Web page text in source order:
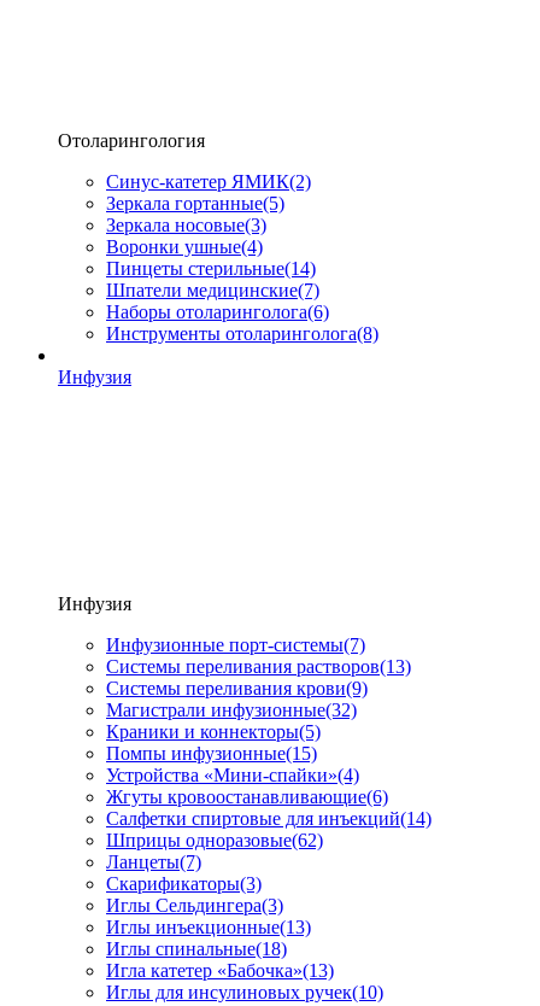
Отоларингология
Синус-катетер ЯМИК(2)
Зеркала гортанные(5)
Зеркала носовые(3)
Воронки ушные(4)
Пинцеты стерильные(14)
Шпатели медицинские(7)
Наборы отоларинголога(6)
Инструменты отоларинголога(8)
Инфузия
Инфузия
Инфузионные порт-системы(7)
Системы переливания растворов(13)
Системы переливания крови(9)
Магистрали инфузионные(32)
Краники и коннекторы(5)
Помпы инфузионные(15)
Устройства «Мини-спайки»(4)
Жгуты кровоостанавливающие(6)
Салфетки спиртовые для инъекций(14)
Шприцы одноразовые(62)
Ланцеты(7)
Скарификаторы(3)
Иглы Сельдингера(3)
Иглы инъекционные(13)
Иглы спинальные(18)
Игла катетер «Бабочка»(13)
Иглы для инсулиновых ручек(10)